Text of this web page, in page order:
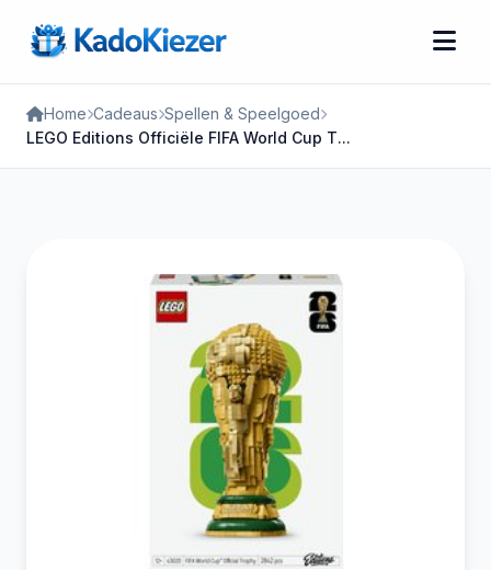
Home Cadeaus Spellen & Speelgoed
LEGO Editions Officiële FIFA World Cup T...